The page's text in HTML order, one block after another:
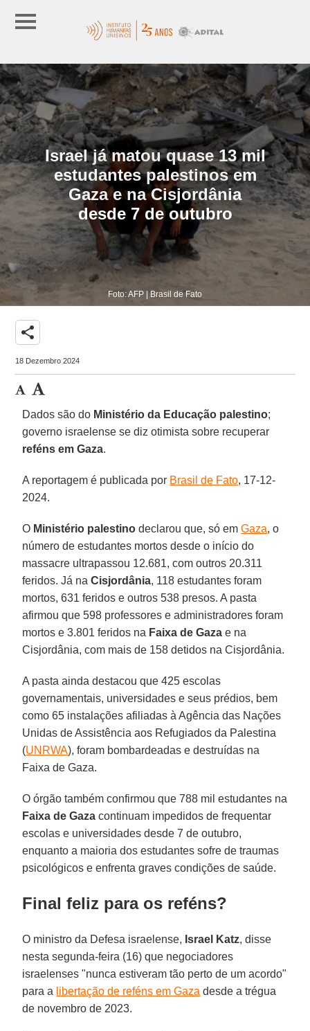
Israel já matou quase 13 mil
estudantes palestinos em
Gaza e na Cisjordânia
desde 7 de outubro
Foto: AFP | Brasil de Fato
share
18 Dezembro 2024
Dados são do Ministério da Educação palestino;
governo israelense se diz otimista sobre recuperar
reféns em Gaza.
A reportagem é publicada por Brasil de Fato, 17-12-
2024.
O Ministério palestino declarou que, só emGaza, o
número de estudantes mortos desde o início do
massacre ultrapassou 12.681, com outros 20.311
feridos. Já naCisjordânia, 118 estudantes foram
mortos, 631 feridos e outros 538 presos. A pasta
afirmou que 598 professores e administradores foram
mortos e 3.801 feridos na Faixa de Gaza e na
Cisjordânia, com mais de 158 detidos na Cisjordânia.
A pasta ainda destacou que 425 escolas
governamentais, universidades e seus prédios, bem
como 65 instalações afiliadas à Agência das Nações
Unidas de Assistência aos Refugiados da Palestina
(UNRWA), foram bombardeadas e destruídas na
Faixa de Gaza.
O órgão também confirmou que 788 mil estudantes na
Faixa de Gaza continuam impedidos de frequentar
escolas e universidades desde 7 de outubro,
enquanto a maioria dos estudantes sofre de traumas
psicológicos e enfrenta graves condições de saúde.
Final feliz para os reféns?
O ministro da Defesa israelense, Israel Katz, disse
nesta segunda-feira (16) que negociadores
israelenses "nunca estiveram tão perto de um acordo"
para a libertação de reféns em Gaza desde a trégua
de novembro de 2023.